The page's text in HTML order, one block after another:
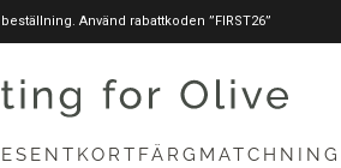
Använd rabattkoden ”FIRST26”
FÄRGMATCHNING